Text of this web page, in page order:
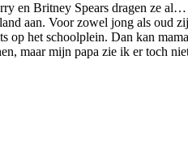
en Britney Spears dragen ze al…
aan. Voor zowel jong als oud
op het schoolplein. Dan kan
maar mijn papa zie ik er toch